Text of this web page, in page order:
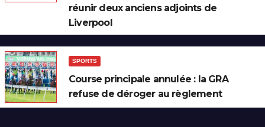
réunir deux anciens adjoints de
Liverpool
SPORTS
Course principale annulée : la GRA
refuse de déroger au règlement